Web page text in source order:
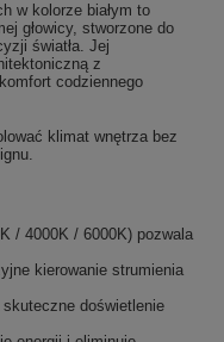
w kolorze białym to
głowicy, stworzone do
światła. Jej
z
codziennego
klimat wnętrza bez
/ 4000K / 6000K) pozwala
kierowanie strumienia
doświetlenie